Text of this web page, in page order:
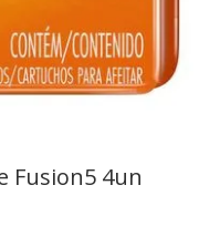
Fusion5 4un